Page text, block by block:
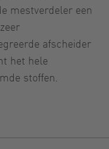
mestverdeler een
afscheider
het hele
stoffen.